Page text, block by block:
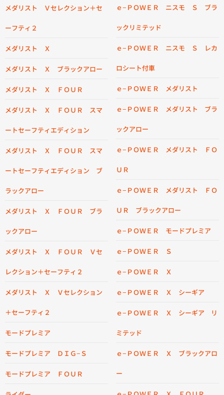
メダリスト Ｖセレクション＋セ
ーフティ２
メダリスト Ｘ
メダリスト Ｘ ブラックアロー
メダリスト Ｘ ＦＯＵＲ
メダリスト Ｘ ＦＯＵＲ スマ
ートセーフティエディション
メダリスト Ｘ ＦＯＵＲ スマ
ートセーフティエディション ブ
ラックアロー
メダリスト Ｘ ＦＯＵＲ ブラ
ックアロー
メダリスト Ｘ ＦＯＵＲ Ｖセ
レクション＋セーフティ２
メダリスト Ｘ Ｖセレクション
＋セーフティ２
モードプレミア
モードプレミア ＤＩＧ−Ｓ
モードプレミア ＦＯＵＲ
ｅ−ＰＯＷＥＲ ニスモ Ｓ ブラ
ックリミテッド
ｅ−ＰＯＷＥＲ ニスモ Ｓ レカ
ロシート付車
ｅ−ＰＯＷＥＲ メダリスト
ｅ−ＰＯＷＥＲ メダリスト ブラ
ックアロー
ｅ−ＰＯＷＥＲ メダリスト ＦＯ
ＵＲ
ｅ−ＰＯＷＥＲ メダリスト ＦＯ
ＵＲ ブラックアロー
ｅ−ＰＯＷＥＲ モードプレミア
ｅ−ＰＯＷＥＲ Ｓ
ｅ−ＰＯＷＥＲ Ｘ
ｅ−ＰＯＷＥＲ Ｘ シーギア
ｅ−ＰＯＷＥＲ Ｘ シーギア リ
ミテッド
ｅ−ＰＯＷＥＲ Ｘ ブラックアロ
ー